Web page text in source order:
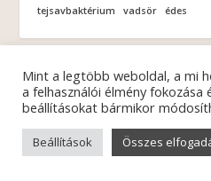
tejsavbaktérium
vadsör édes
© 2026 |
ADATKEZELÉSI
Mint a legtöbb weboldal, a mi
a felhasználói élmény fokozása
beállításokat bármikor
Beállítások Összes